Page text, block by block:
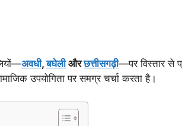
अवधी,बघेलीऔरछत्तीसगढ़ी—पर विस्तार से
उपयोगिता पर समग्र चर्चा करता है।